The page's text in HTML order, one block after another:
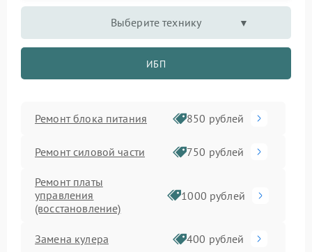
Выберите технику
ИБП
Ремонт блока питания 850 рублей
Ремонт силовой части 750 рублей
Ремонт платы
управления
(восстановление)
1000 рублей
Замена кулера 400 рублей